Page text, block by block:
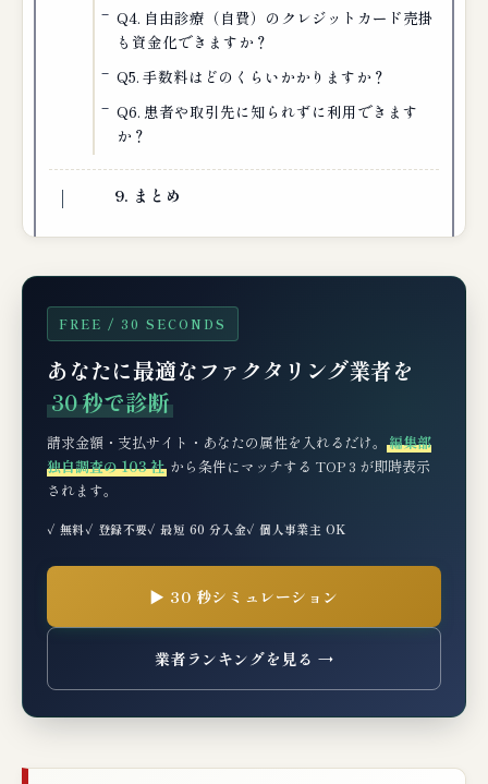
Q4. 自由診療（自費）のクレジットカード売掛
も資金化できますか？
Q5. 手数料はどのくらいかかりますか？
Q6. 患者や取引先に知られずに利用できます
か？
9. まとめ
FREE / 30 SECONDS
あなたに最適なファクタリング業者を
30 秒で診断
請求金額・支払サイト・あなたの属性を入れるだけ。 編集部
独自調査の 103 社 から条件にマッチする TOP 3 が即時表示
されます。
✓ 無料✓ 登録不要✓ 最短 60 分入金✓ 個人事業主 OK
▶ 30 秒シミュレーション
業者ランキングを見る →